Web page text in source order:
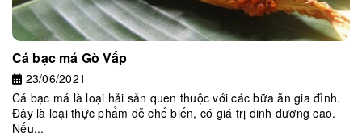
Cá bạc má Gò Vấp
23/06/2021
Cá bạc má là loại hải sản quen thuộc với các bữa ăn gia đình.
Đây là loại thực phẩm dễ chế biến, có giá trị dinh dưỡng cao.
Nếu...